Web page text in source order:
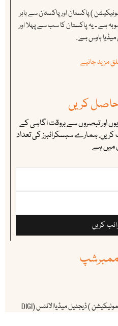
) پاکستان اور پاکستان سے باہر
ہے ۔ یہ پاکستان کا سب سے پہلا اور
ہاوس ہے .
مزید جانیے
کریں
اور تبصروں سے بروقت اگاہی کے
کریں. ہمارے سبسکرائبرز کی تعداد
میں ہے
کریں
آئی بی سی ( انڈس براڈ کاسٹ اینڈ کیمونیکیشن ) ڈیجٹیل میڈیاالائنس (DIGI